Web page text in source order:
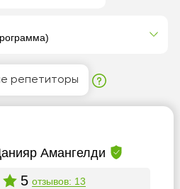
репетиторы
Амангелди
5 отзывов: 13